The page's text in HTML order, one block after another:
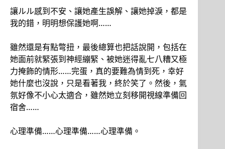
讓ルル感到不安、讓她產生誤解、讓她掉淚，都是
我的錯，明明想保護她啊……
雖然還是有點彆扭，最後總算也把話說開，包括在
她面前就緊張到神經繃緊、被她迷得亂七八糟又極
力掩飾的情形……完蛋，真的要難為情到死，幸好
她什麼也沒說，只是看著我，終於笑了。然後，氣
氛好像不小心太適合，雖然她立刻移開視線準備回
宿舍……
心理準備……心理準備……心理準備。